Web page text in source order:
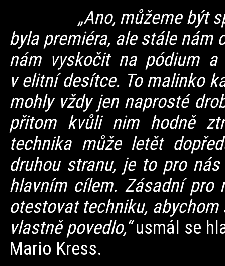
„Ano, můžeme být
byla premiéra, ale stále nám
nám vyskočit na pódium
v elitní desítce. To malinko
mohly vždy jen naprosté
přitom kvůli nim hodně
technika může letět
druhou stranu, je to pro
hlavním cílem. Zásadní pro
otestovat techniku,
vlastně povedlo,“usmál se
Mario Kress.